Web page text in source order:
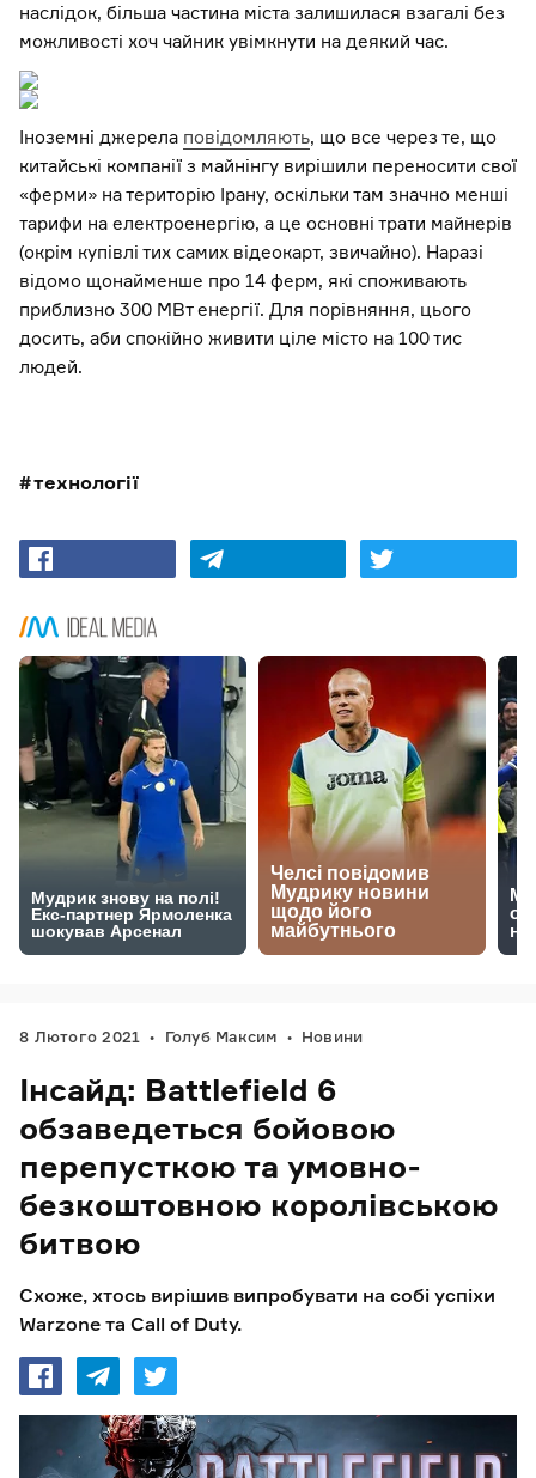
наслідок, більша частина міста залишилася взагалі без
можливості хоч чайник увімкнути на деякий час.
Іноземні джерела повідомляють, що все через те, що
китайські компанії з майнінгу вирішили переносити свої
«ферми» на територію Ірану, оскільки там значно менші
тарифи на електроенергію, а це основні трати майнерів
(окрім купівлі тих самих відеокарт, звичайно). Наразі
відомо щонайменше про 14 ферм, які споживають
приблизно 300 МВт енергії. Для порівняння, цього
досить, аби спокійно живити ціле місто на 100 тис
людей.
технології
8 Лютого 2021 Голуб Максим Новини
Інсайд: Battlefield 6
обзаведеться бойовою
перепусткою та умовно-
безкоштовною королівською
битвою
Схоже, хтось вирішив випробувати на собі успіхи
Warzone та Call of Duty.